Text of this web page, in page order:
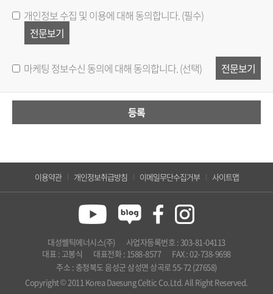
개인정보 수집 및 이용에 대해 동의합니다. (필수)
전문보기
마케팅 정보수신 동의에 대해 동의합니다. (선택) 전문보기
등록
이용약관 개인정보취급방침 이메일무단수집거부 사이트맵
대성쎌틱에너시스(주)
사업자등록번호 : 303-81-04113
대표 : 고봉식
대표전화 : 1588-8577
FAX : 02-738-9698
주소 : 충청북도 음성군 삼성면 상곡로 55-72 (27658)
Copyright © 2011 Korea Daesung Celtic Co.Ltd. All Right Reserved.